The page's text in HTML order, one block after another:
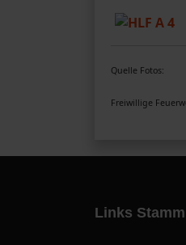
Quelle Fotos:
Freiwillige
Links